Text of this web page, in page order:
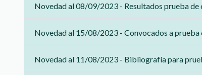
Novedad al 08/09/2023 - Resultados prueba de
Novedad al 15/08/2023 - Convocados a prueba
Novedad al 11/08/2023 - Bibliografía para